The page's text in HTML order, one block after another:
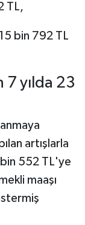
TL,
15 bin 792 TL
7 yılda 23
artışlarla
552 TL'ye
maaşı